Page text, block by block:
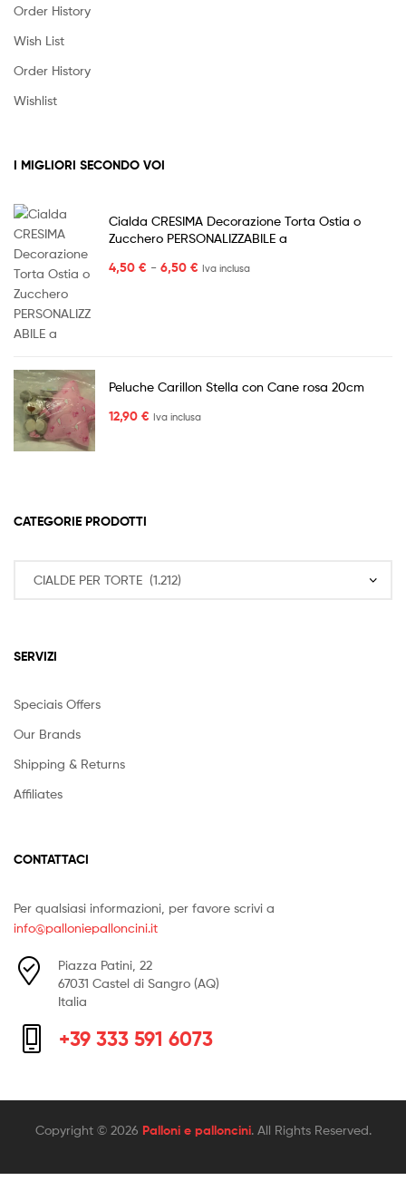
Order History
Wish List
Order History
Wishlist
I MIGLIORI SECONDO VOI
Cialda CRESIMA Decorazione Torta Ostia o
Zucchero PERSONALIZZABILE a
4,50 € - 6,50 € Fascia
6,50 €
Iva inclusa
Peluche Carillon Stella con Cane rosa 20cm
12,90 € Iva inclusa
CATEGORIE PRODOTTI
SERVIZI
Speciais Offers
Our Brands
Shipping & Returns
Affiliates
CONTATTACI
Per qualsiasi informazioni, per favore scrivi a
info@palloniepalloncini.it
Piazza Patini, 22
67031 Castel di Sangro (AQ)
Italia
+39 333 591 6073
Copyright © 2026 Palloni e palloncini. All Rights Reserved.